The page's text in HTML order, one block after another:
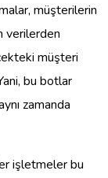
müşterilerin
verilerden
müşteri
bu botlar
zamanda
işletmeler bu